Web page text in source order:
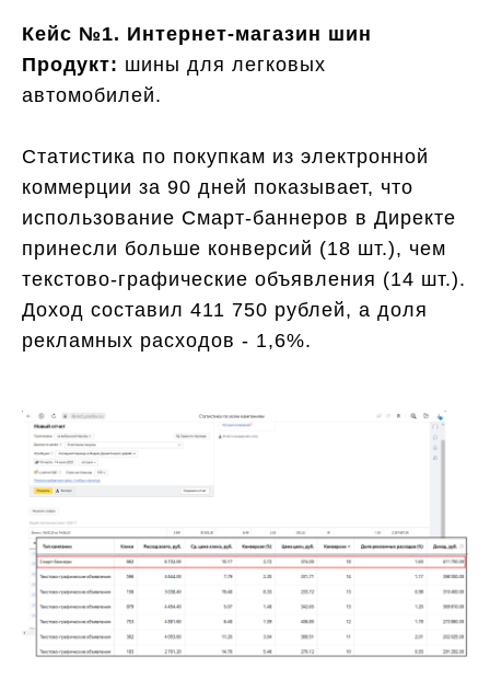
Кейс №1. Интернет-магазин шин
Продукт: шины для легковых
автомобилей.
Статистика по покупкам из электронной
коммерции за 90 дней показывает, что
использование Смарт-баннеров в Директе
принесли больше конверсий (18 шт.), чем
текстово-графические объявления (14 шт.).
Доход составил 411 750 рублей, а доля
рекламных расходов - 1,6%.